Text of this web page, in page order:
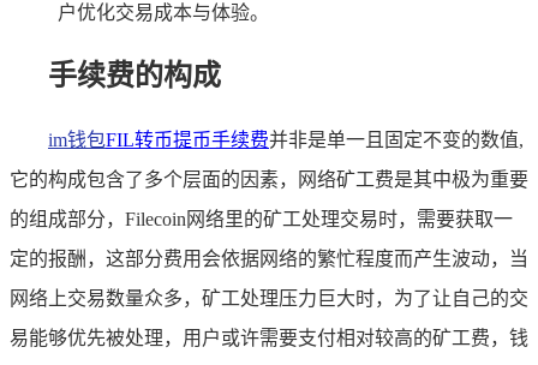
户优化交易成本与体验。
手续费的构成
im钱包FIL转币提币手续费并非是单一且固定不变的数值,
它的构成包含了多个层面的因素，网络矿工费是其中极为重要
的组成部分，Filecoin网络里的矿工处理交易时，需要获取一
定的报酬，这部分费用会依据网络的繁忙程度而产生波动，当
网络上交易数量众多，矿工处理压力巨大时，为了让自己的交
易能够优先被处理，用户或许需要支付相对较高的矿工费，钱